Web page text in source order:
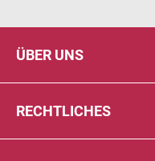
ÜBER UNS
RECHTLICHES